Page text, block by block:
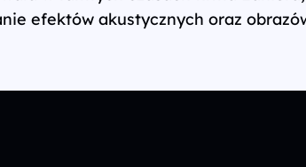
efektów akustycznych oraz